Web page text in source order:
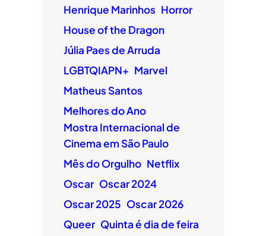
Henrique Marinhos Horror
House of the Dragon
Júlia Paes de Arruda
LGBTQIAPN+ Marvel
Matheus Santos
Melhores do Ano
Mostra Internacional de
Cinema em São Paulo
Mês do Orgulho Netflix
Oscar Oscar 2024
Oscar 2025 Oscar 2026
Queer Quinta é dia de feira